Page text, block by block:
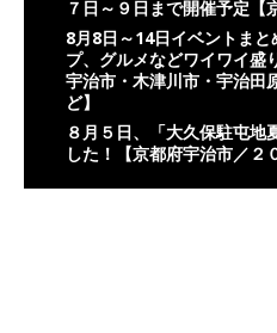
７日～９日まで開催予定【
8月8日～14日イベントま
プ、グルメなどワイワイ盛
宇治市・木津川市・宇治田
ど】
８月５日、「大久保駐屯地
した！【京都府宇治市／２